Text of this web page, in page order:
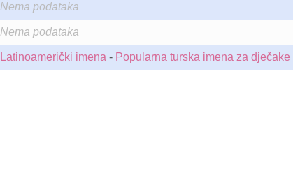
Nema podataka
Nema podataka
Latinoamerički imena - Popularna turska imena za dječake